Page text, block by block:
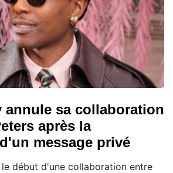
annule sa collaboration
après la
message privé
début d'une collaboration entre